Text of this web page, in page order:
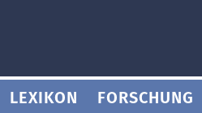
LEXIKON FORSCHUNG